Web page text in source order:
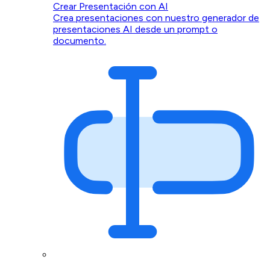
Crear Presentación con AI
Crea presentaciones con nuestro generador de
presentaciones AI desde un prompt o
documento.